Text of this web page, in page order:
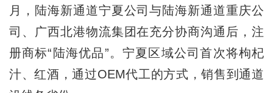
月，陆海新通道宁夏公司与陆海新通道重庆公
司、广西北港物流集团在充分协商沟通后，注
册商标“陆海优品”。宁夏区域公司首次将枸杞
汁、红酒，通过OEM代工的方式，销售到通道